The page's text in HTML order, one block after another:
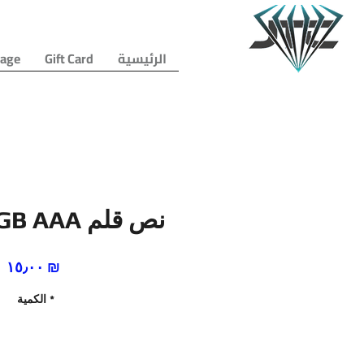
الرئيسية Gift Card
بطاريات GB AAA نص قلم
‏١٥٫٠٠ ₪
الكمية *